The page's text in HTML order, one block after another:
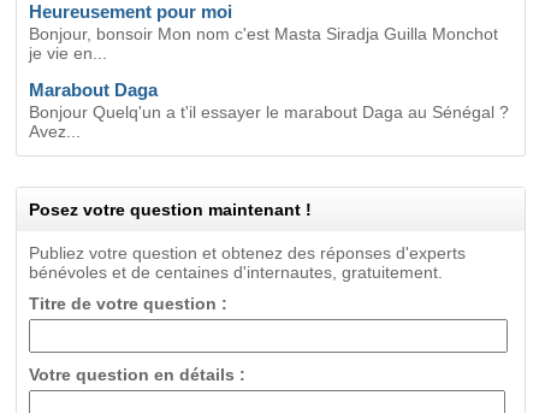
Heureusement pour moi
Bonjour, bonsoir Mon nom c'est Masta Siradja Guilla Monchot
je vie en...
Marabout Daga
Bonjour Quelq'un a t'il essayer le marabout Daga au Sénégal ?
Avez...
Posez votre question maintenant !
Publiez votre question et obtenez des réponses d'experts
bénévoles et de centaines d'internautes, gratuitement.
Titre de votre question :
Votre question en détails :